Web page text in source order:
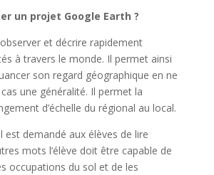
un projet Google Earth ?
et décrire rapidement
à travers le monde. Il permet ainsi
son regard géographique en ne
une généralité. Il permet la
d’échelle du régional au local.
est demandé aux élèves de lire
mots l’élève doit être capable de
occupations du sol et de les